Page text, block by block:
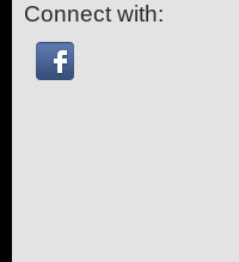
Connect with: